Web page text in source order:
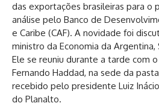
das exportações brasileiras para o
análise pelo Banco de
e Caribe (CAF). A novidade foi
ministro da Economia da Argentina,
Ele se reuniu durante a tarde com
Fernando Haddad, na sede da
recebido pelo presidente Luiz
do Planalto.